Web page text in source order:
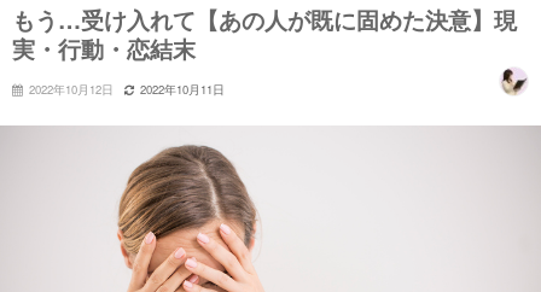
もう…受け入れて【あの人が既に固めた決意】現
実・行動・恋結末
2022年10月12日 2022年10月11日